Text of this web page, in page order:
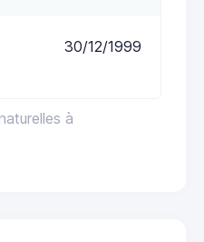
à
30/12/1999